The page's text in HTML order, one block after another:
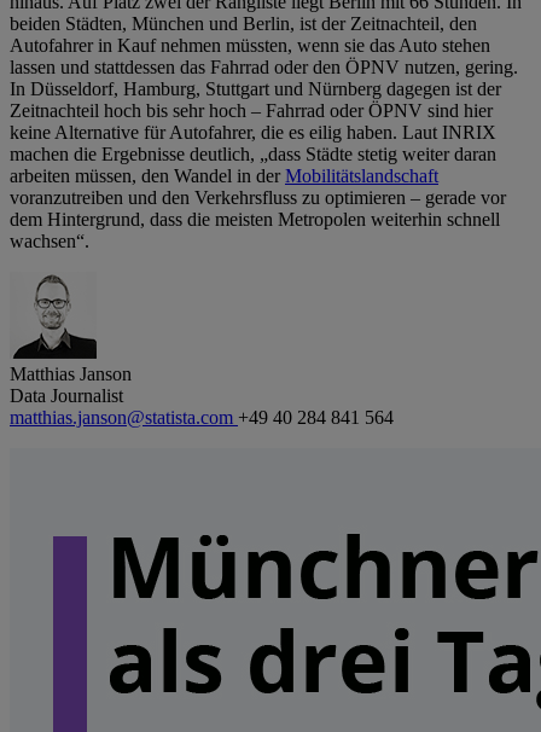
beiden Städten, München und Berlin, ist der Zeitnachteil, den
Autofahrer in Kauf nehmen müssten, wenn sie das Auto stehen
lassen und stattdessen das Fahrrad oder den ÖPNV nutzen, gering.
In Düsseldorf, Hamburg, Stuttgart und Nürnberg dagegen ist der
Zeitnachteil hoch bis sehr hoch – Fahrrad oder ÖPNV sind hier
keine Alternative für Autofahrer, die es eilig haben. Laut INRIX
machen die Ergebnisse deutlich, „dass Städte stetig weiter daran
arbeiten müssen, den Wandel in derMobilitätslandschaft
voranzutreiben und den Verkehrsfluss zu optimieren – gerade vor
dem Hintergrund, dass die meisten Metropolen weiterhin schnell
wachsen“.
Matthias Janson
Data Journalist
matthias.janson@statista.com +49 40 284 841 564